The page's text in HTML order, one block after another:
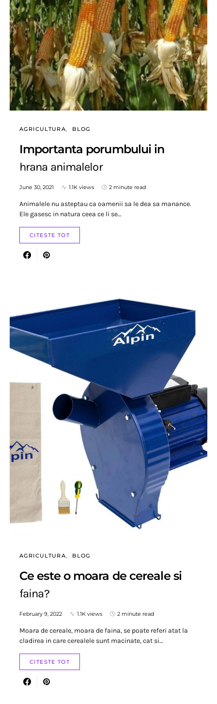
AGRICULTURA BLOG
Importanta porumbului in
hrana animalelor
June 30, 2021 1.1K views 2 minute read
Animalele nu asteptau ca oamenii sa le dea sa manance.
Ele gasesc in natura ceea ce li se…
CITESTE TOT
AGRICULTURA BLOG
Ce este o moara de cereale si
faina?
February 9, 2022 1.1K views 2 minute read
Moara de cereale, moara de faina, se poate referi atat la
cladirea in care cerealele sunt macinate, cat si…
CITESTE TOT